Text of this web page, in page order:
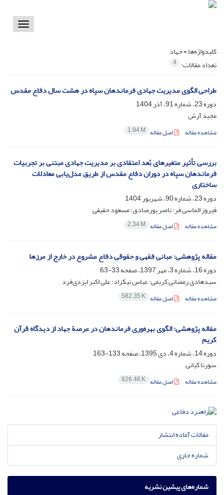
Toggle
کلیدواژه‌ها =جهاد
تعداد مقالات: 4
طراحی الگوی مدیریت جهادی فرماندهان سپاه در هشت سال دفاع مقدس
دوره 23، شماره 91، آذر 1404
مجید آرش
مشاهده مقاله اصل مقاله 1.94 M
بررسی تأثیر متغیرهای بُعد اعتقادی بر مدیریت جهادی مبتنی بر تجربیات
فرماندهان سپاه در دوران دفاع مقدس از طریق مدل‌یابی معادلات
ساختاری
دوره 23، شماره 90، شهریور 1404
فیروز الماسی فر؛ ناصر پورصادق؛ مسعود حقیقی
مشاهده مقاله اصل مقاله 2.34 M
مقاله پژوهشی: مبانی فقهی و حقوقی دفاع مشروع در خارج از مرزها
دوره 16، شماره 3، مهر 1397، صفحه
33-63
سیدهادی رمضانی کریمی؛ عباس نیکزاد؛ علی اکبر ایزدی‌فرد
مشاهده مقاله اصل مقاله 582.35 K
مقاله پژوهشی: الگوی بهره‌‌وری فرماندهان در عرصة جهاد از دیدگاه قرآن
کریم
دوره 14، شماره 4، دی 1395، صفحه
133-163
سورنا کیانی
مشاهده مقاله اصل مقاله 926.46 K
مقالات آماده انتشار
شماره جاری
شماره‌های پیشین نشریه